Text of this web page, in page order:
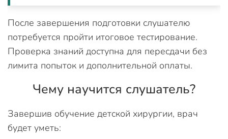
После завершения подготовки слушателю
потребуется пройти итоговое тестирование.
Проверка знаний доступна для пересдачи без
лимита попыток и дополнительной оплаты.
Чему научится слушатель?
Завершив обучение детской хирургии, врач
будет уметь: